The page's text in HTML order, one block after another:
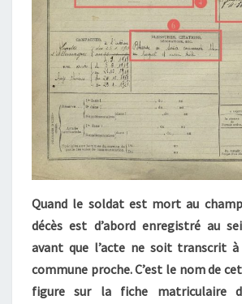
Quand le soldat est mort au champ
décès est d’abord enregistré au
avant que l’acte ne soit transcrit à
commune proche. C’est le nom de
figure sur la fiche matriculaire